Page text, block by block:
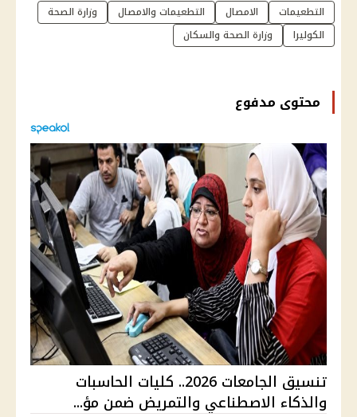
التطعيمات الامصال التطعيمات والامصال
وزارة الصحة
الكوليرا
وزارة الصحة والسكان
محتوى مدفوع
تنسيق الجامعات 2026.. كليات الحاسبات
والذكاء الاصطناعي والتمريض ضمن مؤ...